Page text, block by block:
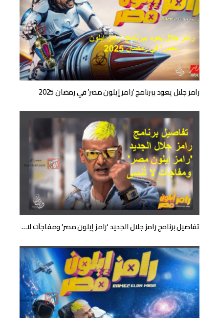
رامز جلال يعود ببرنامج ‘رامز إيلون مصر’ في رمضان 2025
تفاصيل برنامج رامز جلال الجديد ‘رامز إيلون مصر’ ومفاجآت لا…